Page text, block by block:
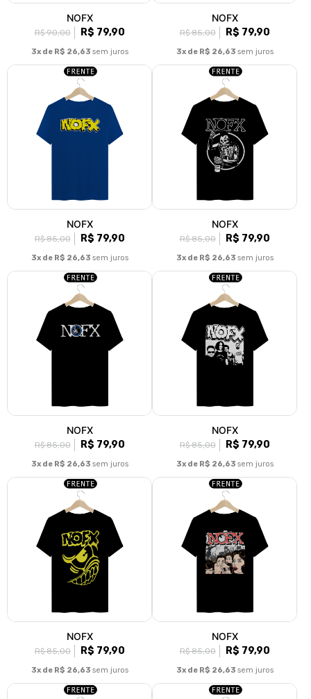
NOFX
R$ 90,00 R$ 79,90
3x de R$ 26,63 sem juros
NOFX
R$ 85,00 R$ 79,90
3x de R$ 26,63 sem juros
NOFX
R$ 85,00 R$ 79,90
3x de R$ 26,63 sem juros
NOFX
R$ 85,00 R$ 79,90
3x de R$ 26,63 sem juros
NOFX
R$ 85,00 R$ 79,90
3x de R$ 26,63 sem juros
NOFX
R$ 85,00 R$ 79,90
3x de R$ 26,63 sem juros
NOFX
R$ 85,00 R$ 79,90
3x de R$ 26,63 sem juros
NOFX
R$ 85,00 R$ 79,90
3x de R$ 26,63 sem juros